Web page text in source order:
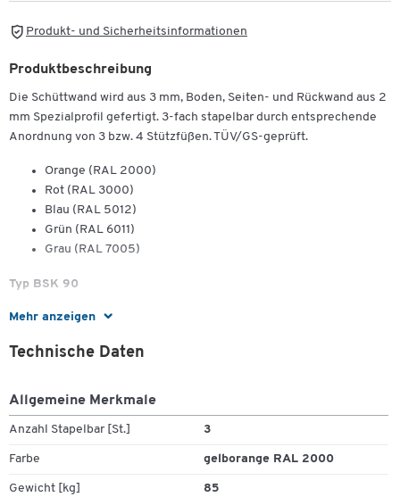
Produkt- und Sicherheitsinformationen
Mehr anzeigen
Produktbeschreibung
Die Schüttwand wird aus 3 mm, Boden, Seiten- und Rückwand aus 2
mm Spezialprofil gefertigt. 3-fach stapelbar durch entsprechende
Anordnung von 3 bzw. 4 Stützfüßen. TÜV/GS-geprüft.
Orange (RAL 2000)
Rot (RAL 3000)
Blau (RAL 5012)
Grün (RAL 6011)
Grau (RAL 7005)
Typ BSK 90
Muldeninhalt: 0,90 m³
Maße: L 1200 x B 1000 x H 900 mm
Breitenmaß ohne Aufnahmezapfen
Gegen Aufpreis erhältlich:
Öl- und wasserdichte Verschweißung des Behälters (siehe
Zubehör)
Technische Daten
Allgemeine Merkmale
Anzahl Stapelbar [St.] 3
Farbe gelborange RAL 2000
Gewicht [kg] 85